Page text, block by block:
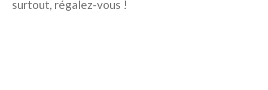
surtout, régalez-vous !